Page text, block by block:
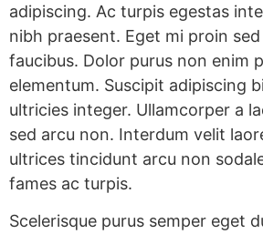
adipiscing. Ac turpis egestas
nibh praesent. Eget mi proin
faucibus. Dolor purus non enim
elementum. Suscipit adipiscing
ultricies integer. Ullamcorper a
sed arcu non. Interdum velit
ultrices tincidunt arcu non
fames ac turpis.
Scelerisque purus semper eget